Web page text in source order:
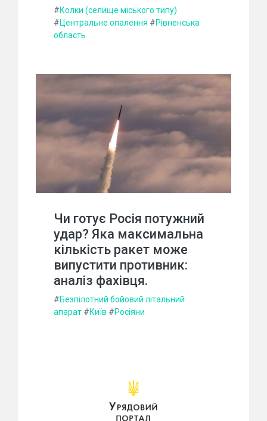
#Колки (селище міського типу)
#Центральне опалення #Рівненська
область
Чи готує Росія потужний
удар? Яка максимальна
кількість ракет може
випустити противник:
аналіз фахівця.
#Безпілотний бойовий літальний
апарат #Київ #Росіяни